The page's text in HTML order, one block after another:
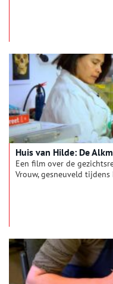
Huis van Hilde: De
Een film over de
Vrouw, gesneuveld